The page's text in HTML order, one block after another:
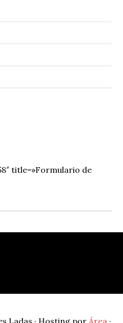
title=»Formulario de
Ladas · Hosting por Área ·